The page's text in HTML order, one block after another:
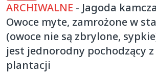
ARCHIWALNE - Jagoda
Owoce myte, zamrożone w
(owoce nie są zbrylone,
jest jednorodny pochodzący
plantacji